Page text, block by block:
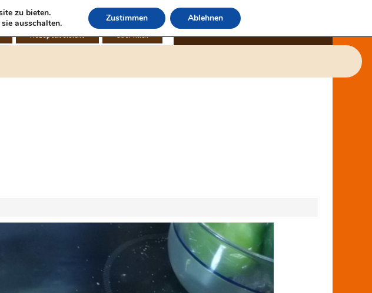
Rezeptübersicht über mich
zu bieten.
ausschalten. Zustimmen Ablehnen